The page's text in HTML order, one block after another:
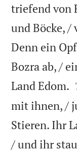
triefend von
und Böcke, /
Denn ein
Bozra ab, /
Land Edom.
mit ihnen, /
Stieren. Ihr
/ und ihr